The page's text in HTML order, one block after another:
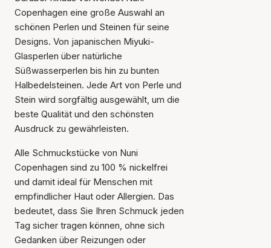
Copenhagen eine große Auswahl an
schönen Perlen und Steinen für seine
Designs. Von japanischen Miyuki-
Glasperlen über natürliche
Süßwasserperlen bis hin zu bunten
Halbedelsteinen. Jede Art von Perle und
Stein wird sorgfältig ausgewählt, um die
beste Qualität und den schönsten
Ausdruck zu gewährleisten.
Alle Schmuckstücke von Nuni
Copenhagen sind zu 100 % nickelfrei
und damit ideal für Menschen mit
empfindlicher Haut oder Allergien. Das
bedeutet, dass Sie Ihren Schmuck jeden
Tag sicher tragen können, ohne sich
Gedanken über Reizungen oder